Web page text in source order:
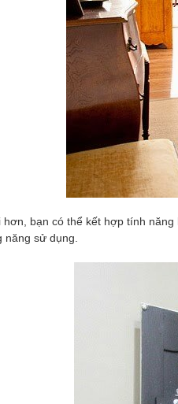
hơn, bạn có thể kết hợp tính
năng sử dụng.